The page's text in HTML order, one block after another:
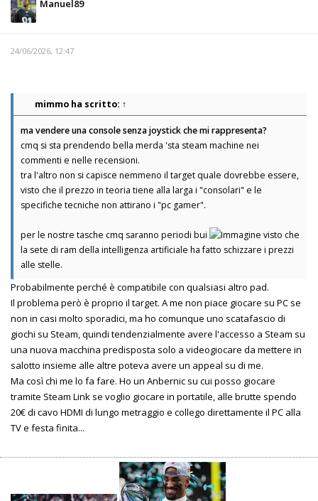
Manuel89
24/06/2026, 12:47
mimmo ha scritto: ↑
ma vendere una console senza joystick che mi rappresenta?
cmq si sta prendendo bella merda 'sta steam machine nei
commenti e nelle recensioni.
tra l'altro non si capisce nemmeno il target quale dovrebbe essere,
visto che il prezzo in teoria tiene alla larga i "consolari" e le
specifiche tecniche non attirano i "pc gamer".
per le nostre tasche cmq saranno periodi bui
visto che
la sete di ram della intelligenza artificiale ha fatto schizzare i prezzi
alle stelle.
Probabilmente perché è compatibile con qualsiasi altro pad.
Il problema però è proprio il target. A me non piace giocare su PC se
non in casi molto sporadici, ma ho comunque uno scatafascio di
giochi su Steam, quindi tendenzialmente avere l'accesso a Steam su
una nuova macchina predisposta solo a videogiocare da mettere in
salotto insieme alle altre poteva avere un appeal su di me.
Ma così chi me lo fa fare. Ho un Anbernic su cui posso giocare
tramite Steam Link se voglio giocare in portatile, alle brutte spendo
20€ di cavo HDMI di lungo metraggio e collego direttamente il PC alla
TV e festa finita...